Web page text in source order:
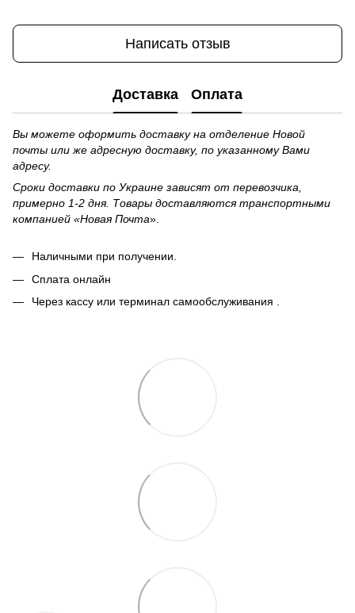
Написать отзыв
Доставка Оплата
Вы можете оформить доставку на отделение Новой
почты или же адресную доставку, по указанному Вами
адресу.
Сроки доставки по Украине зависят от перевозчика,
примерно 1-2 дня. Товары доставляются транспортными
компанией «Новая Почта».
Наличными при получении.
Сплата онлайн
Через кассу или терминал самообслуживания .